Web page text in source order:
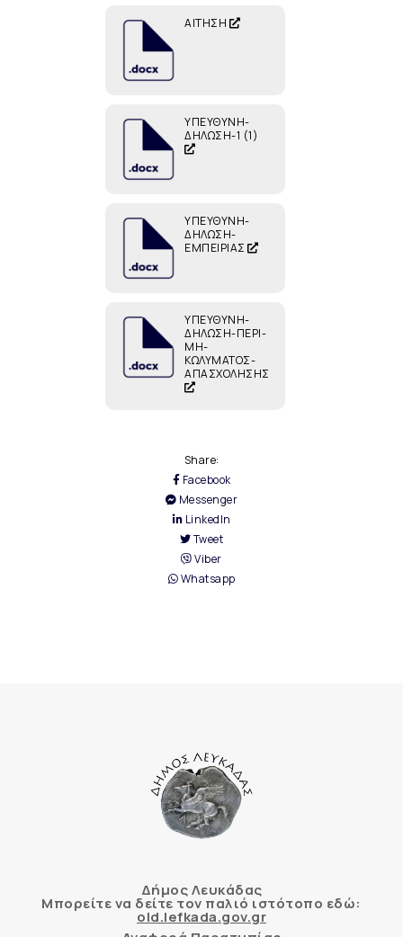
ΑΙΤΗΣΗ
ΥΠΕΥΘΥΝΗ-
ΔΗΛΩΣΗ-1 (1)
ΥΠΕΥΘΥΝΗ-
ΔΗΛΩΣΗ-
ΕΜΠΕΙΡΙΑΣ
ΥΠΕΥΘΥΝΗ-
ΔΗΛΩΣΗ-ΠΕΡΙ-
ΜΗ-
ΚΩΛΥΜΑΤΟΣ-
ΑΠΑΣΧΟΛΗΣΗΣ
Share:
Facebook
Messenger
LinkedIn
Tweet
Viber
Whatsapp
Δήμος Λευκάδας
Μπορείτε να δείτε τον παλιό ιστότοπο εδώ:
old.lefkada.gov.gr